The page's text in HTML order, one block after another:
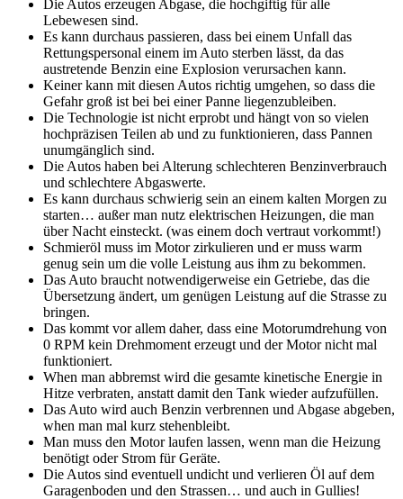
Die Autos erzeugen Abgase, die hochgiftig für alle
Lebewesen sind.
Es kann durchaus passieren, dass bei einem Unfall das
Rettungspersonal einem im Auto sterben lässt, da das
austretende Benzin eine Explosion verursachen kann.
Keiner kann mit diesen Autos richtig umgehen, so dass die
Gefahr groß ist bei bei einer Panne liegenzubleiben.
Die Technologie ist nicht erprobt und hängt von so vielen
hochpräzisen Teilen ab und zu funktionieren, dass Pannen
unumgänglich sind.
Die Autos haben bei Alterung schlechteren Benzinverbrauch
und schlechtere Abgaswerte.
Es kann durchaus schwierig sein an einem kalten Morgen zu
starten… außer man nutz elektrischen Heizungen, die man
über Nacht einsteckt. (was einem doch vertraut vorkommt!)
Schmieröl muss im Motor zirkulieren und er muss warm
genug sein um die volle Leistung aus ihm zu bekommen.
Das Auto braucht notwendigerweise ein Getriebe, das die
Übersetzung ändert, um genügen Leistung auf die Strasse zu
bringen.
Das kommt vor allem daher, dass eine Motorumdrehung von
0 RPM kein Drehmoment erzeugt und der Motor nicht mal
funktioniert.
When man abbremst wird die gesamte kinetische Energie in
Hitze verbraten, anstatt damit den Tank wieder aufzufüllen.
Das Auto wird auch Benzin verbrennen und Abgase abgeben,
when man mal kurz stehenbleibt.
Man muss den Motor laufen lassen, wenn man die Heizung
benötigt oder Strom für Geräte.
Die Autos sind eventuell undicht und verlieren Öl auf dem
Garagenboden und den Strassen… und auch in Gullies!